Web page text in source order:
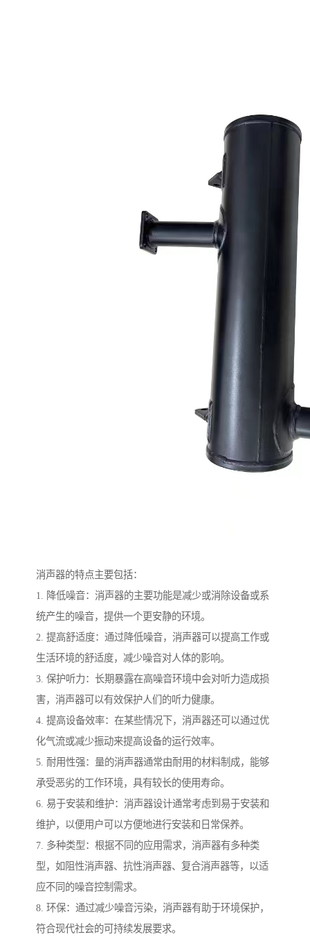
消声器的特点主要包括：
1. 降低噪音：消声器的主要功能是减少或消除设备或系
统产生的噪音，提供一个更安静的环境。
2. 提高舒适度：通过降低噪音，消声器可以提高工作或
生活环境的舒适度，减少噪音对人体的影响。
3. 保护听力：长期暴露在高噪音环境中会对听力造成损
害，消声器可以有效保护人们的听力健康。
4. 提高设备效率：在某些情况下，消声器还可以通过优
化气流或减少振动来提高设备的运行效率。
5. 耐用性强：量的消声器通常由耐用的材料制成，能够
承受恶劣的工作环境，具有较长的使用寿命。
6. 易于安装和维护：消声器设计通常考虑到易于安装和
维护，以便用户可以方便地进行安装和日常保养。
7. 多种类型：根据不同的应用需求，消声器有多种类
型，如阻性消声器、抗性消声器、复合消声器等，以适
应不同的噪音控制需求。
8. 环保：通过减少噪音污染，消声器有助于环境保护，
符合现代社会的可持续发展要求。